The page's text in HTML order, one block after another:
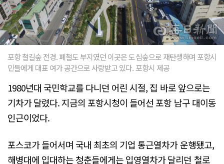
포항 철길숲 전경. 폐철도 부지였던 이곳은 도심숲으로 재탄생하며 포항시
민들에게 대표 여가 공간으로 사랑받고 있다. 포항시 제공
1980년대 국민학교를 다니던 어린 시절, 집 바로 앞으로는
기차가 달렸다. 지금의 포항시청이 들어선 포항 남구 대이동
인근이었다.
포스코가 들어서며 국내 최초의 기업 통근열차가 운행됐고,
해병대에 입대하는 청춘들에게는 입영열차가 달리던 철로